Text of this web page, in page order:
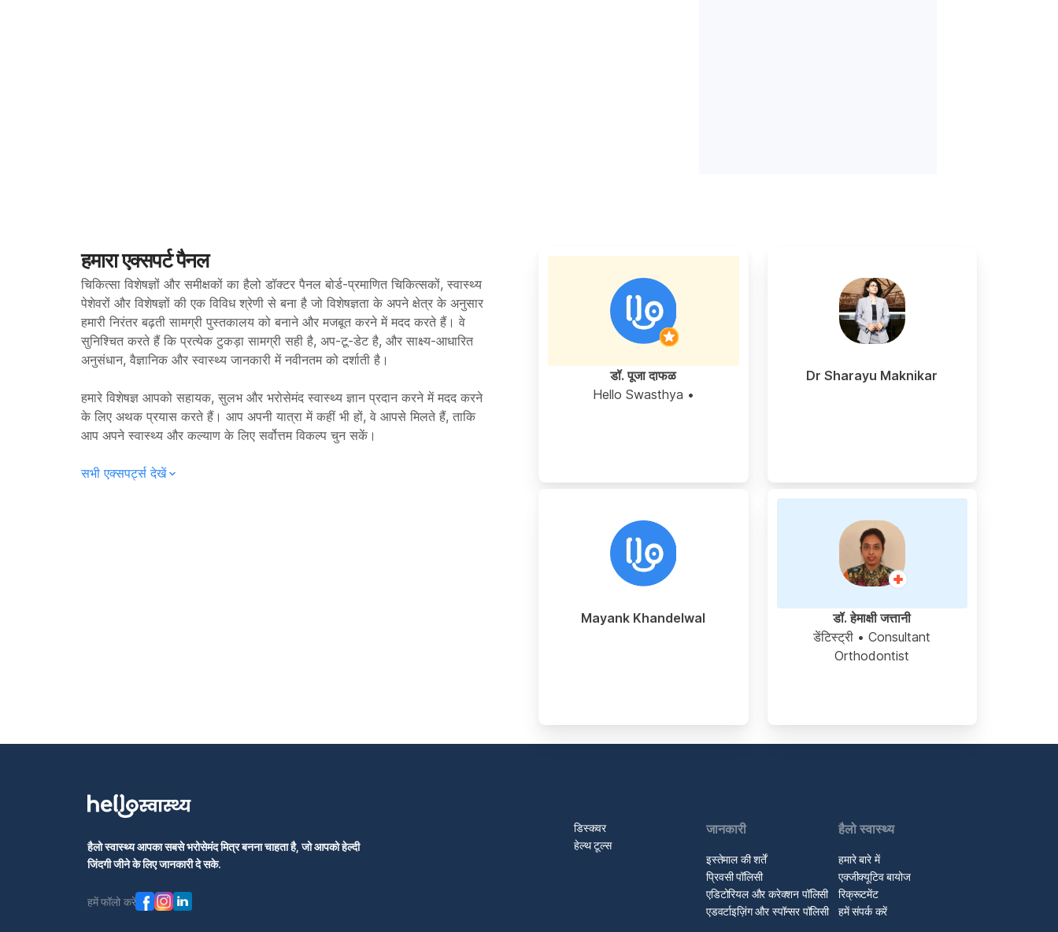
हमारा एक्सपर्ट पैनल
चिकित्सा विशेषज्ञों और समीक्षकों का हैलो डॉक्टर पैनल बोर्ड-प्रमाणित चिकित्सकों, स्वास्थ्य
पेशेवरों और विशेषज्ञों की एक विविध श्रेणी से बना है जो विशेषज्ञता के अपने क्षेत्र के अनुसार
हमारी निरंतर बढ़ती सामग्री पुस्तकालय को बनाने और मजबूत करने में मदद करते हैं। वे
सुनिश्चित करते हैं कि प्रत्येक टुकड़ा सामग्री सही है, अप-टू-डेट है, और साक्ष्य-आधारित
अनुसंधान, वैज्ञानिक और स्वास्थ्य जानकारी में नवीनतम को दर्शाती है।
हमारे विशेषज्ञ आपको सहायक, सुलभ और भरोसेमंद स्वास्थ्य ज्ञान प्रदान करने में मदद करने
के लिए अथक प्रयास करते हैं। आप अपनी यात्रा में कहीं भी हों, वे आपसे मिलते हैं, ताकि
आप अपने स्वास्थ्य और कल्याण के लिए सर्वोत्तम विकल्प चुन सकें।
सभी एक्सपर्ट्स देखें
Dr Sharayu Maknikar
डॉ. पूजा दाफळ
• Hello Swasthya
डॉ. हेमाक्षी जत्तानी
डेंटिस्ट्री • Consultant
Orthodontist
Mayank Khandelwal
हैलो स्वास्थ्य आपका सबसे भरोसेमंद मित्र बनना चाहता है, जो आपको हेल्दी
जिंदगी जीने के लिए जानकारी दे सके.
हमें फॉलो करें
डिस्कवर
हेल्थ टूल्स
जानकारी
इस्तेमाल की शर्तें
प्रिवसी पॉलिसी
एडिटोरियल और करेक्शन पॉलिसी
एडवर्टाइज़िंग और स्पॉन्सर पॉलिसी
हैलो स्वास्थ्य
हमारे बारे में
एक्जीक्यूटिव बायोज
रिक्रूटमेंट
हमें संपर्क करें